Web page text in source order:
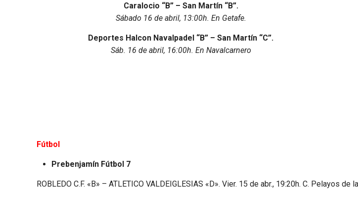
Caralocio “B” – San Martín “B”.
Sábado 16 de abril, 13:00h. En Getafe.
Deportes Halcon Navalpadel “B” – San Martín “C”.
Sáb. 16 de abril, 16:00h. En Navalcarnero
Fútbol
Prebenjamín Fútbol 7
ROBLEDO C.F. «B» – ATLETICO VALDEIGLESIAS «D». Vier. 15 de abr., 19:20h. C. Pelayos de